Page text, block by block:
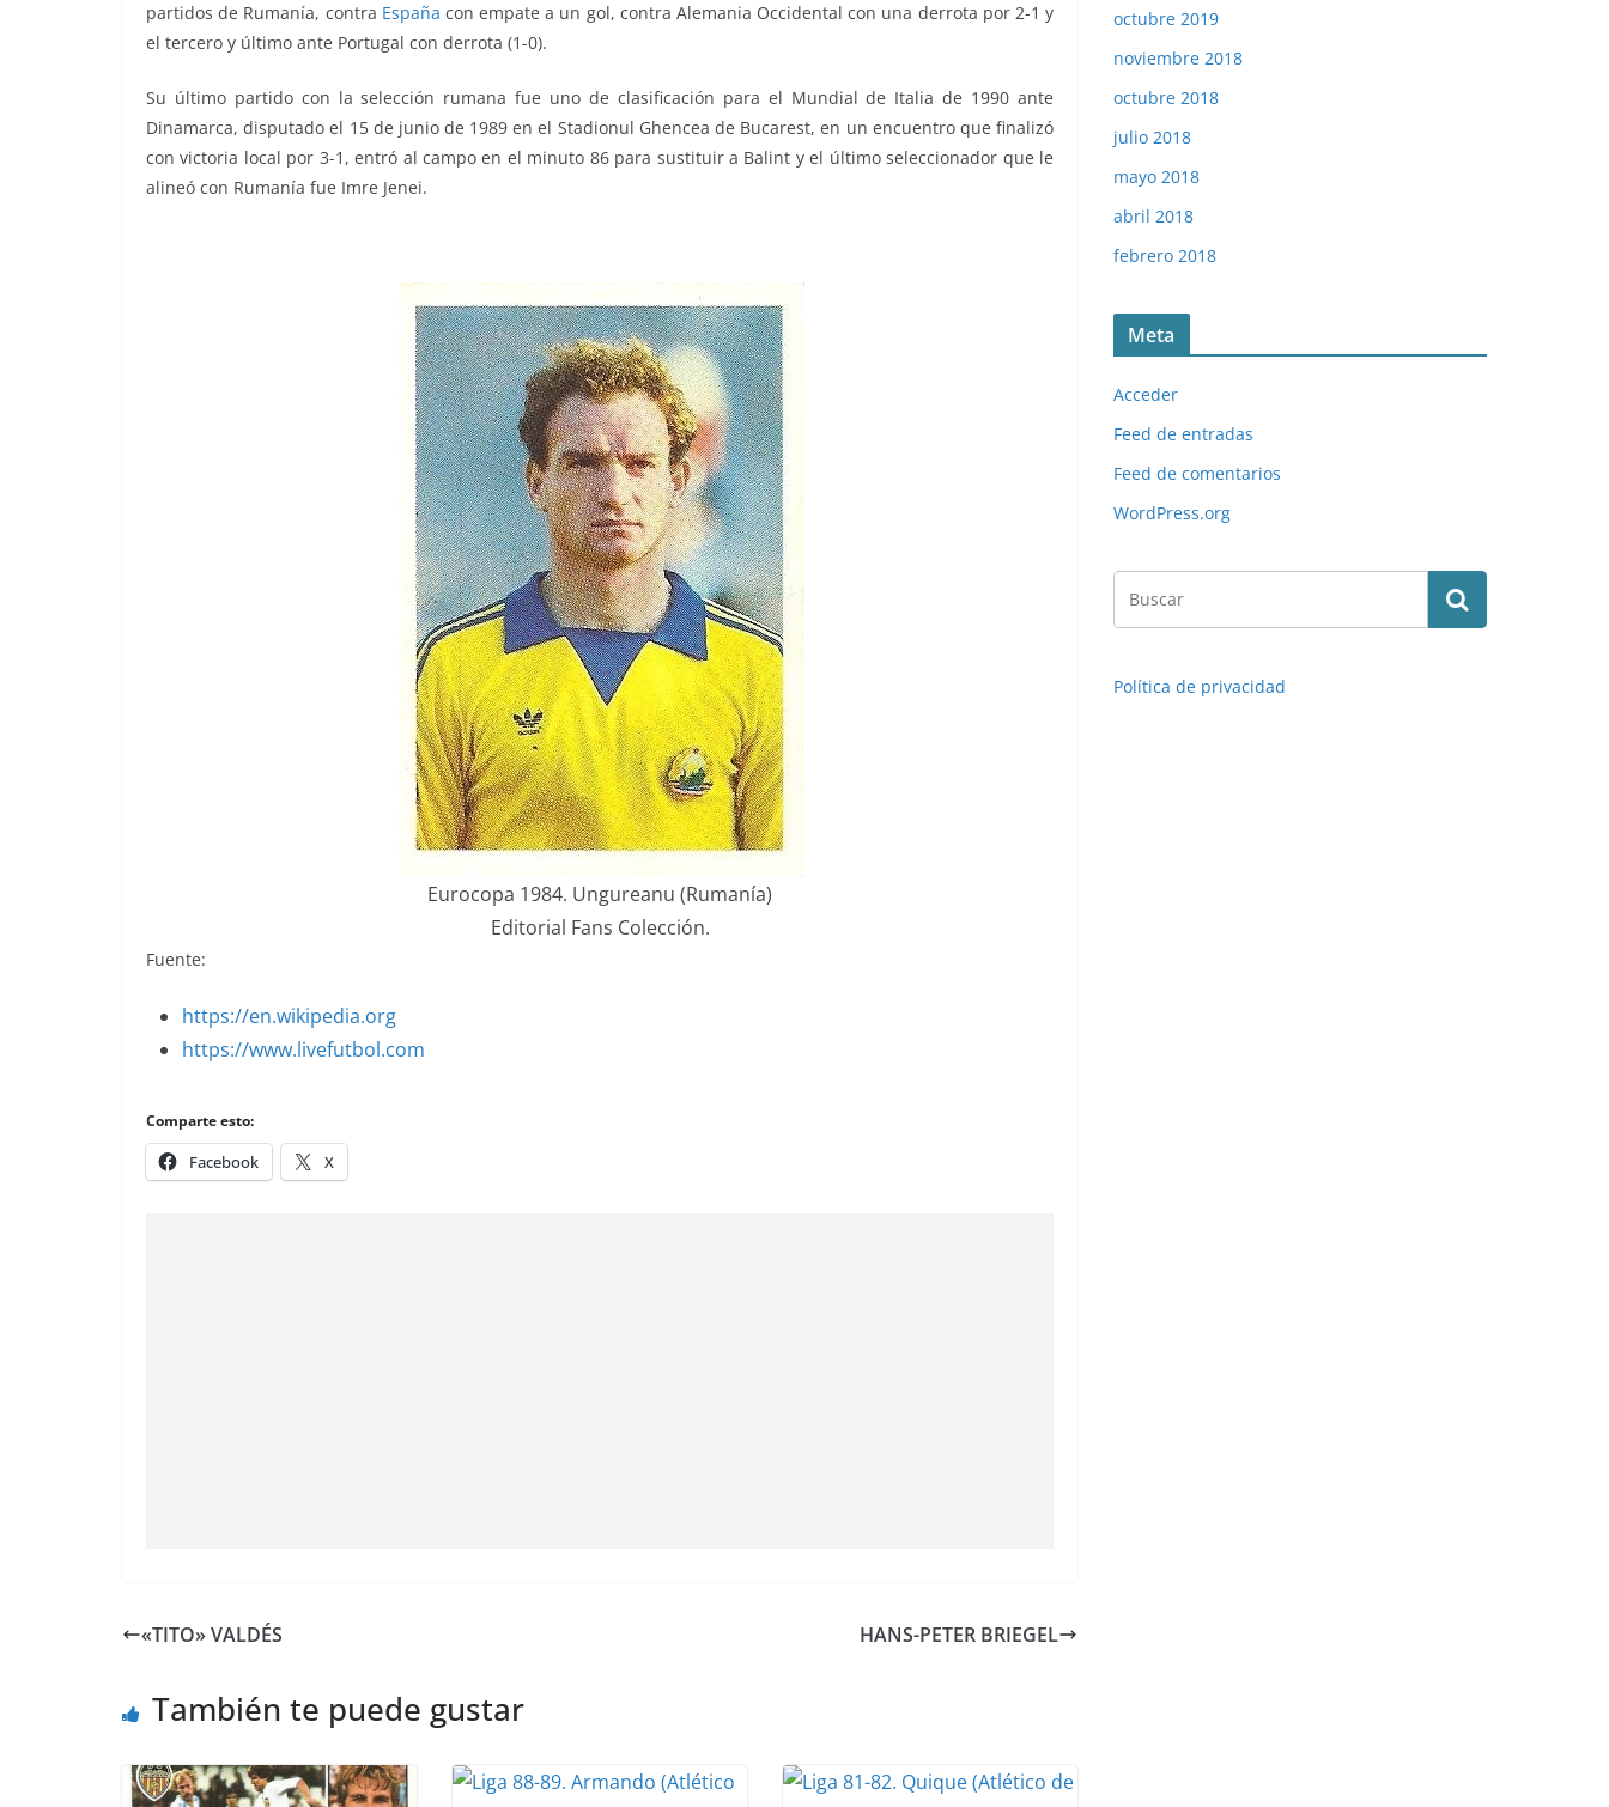
partidos de Rumanía, contra España con empate a un gol, contra Alemania Occidental con una derrota por 2-1 y
el tercero y último ante Portugal con derrota (1-0).
Su último partido con la selección rumana fue uno de clasificación para el Mundial de Italia de 1990 ante
Dinamarca, disputado el 15 de junio de 1989 en el Stadionul Ghencea de Bucarest, en un encuentro que finalizó
con victoria local por 3-1, entró al campo en el minuto 86 para sustituir a Balint y el último seleccionador que le
alineó con Rumanía fue Imre Jenei.
Eurocopa 1984. Ungureanu (Rumanía)
Editorial Fans Colección.
Fuente:
https://en.wikipedia.org
https://www.livefutbol.com
Comparte esto:
Facebook X
«TITO» VALDÉS HANS-PETER BRIEGEL
También te puede gustar
octubre 2019
noviembre 2018
octubre 2018
julio 2018
mayo 2018
abril 2018
febrero 2018
Meta
Acceder
Feed de entradas
Feed de comentarios
WordPress.org
Política de privacidad